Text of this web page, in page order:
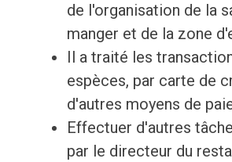
de l'organisation de la
manger et de la zone
Il a traité les
espèces, par carte de
d'autres moyens de
Effectuer d'autres
par le directeur du